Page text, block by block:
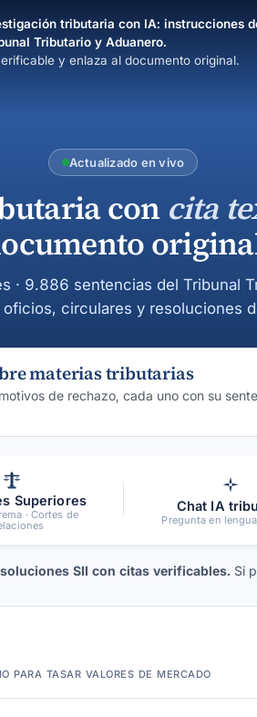
tributaria con IA: instrucciones
Tributario y Aduanero.
y enlaza al documento original.
Actualizado en vivo
con cita
· 9.886 sentencias del Tribunal
circulares y resoluciones
materias tributarias
de rechazo, cada uno con su
Superiores
· Cortes de
Chat IA
Pregunta en
SII con citas verificables. Si
para tasar valores de mercado